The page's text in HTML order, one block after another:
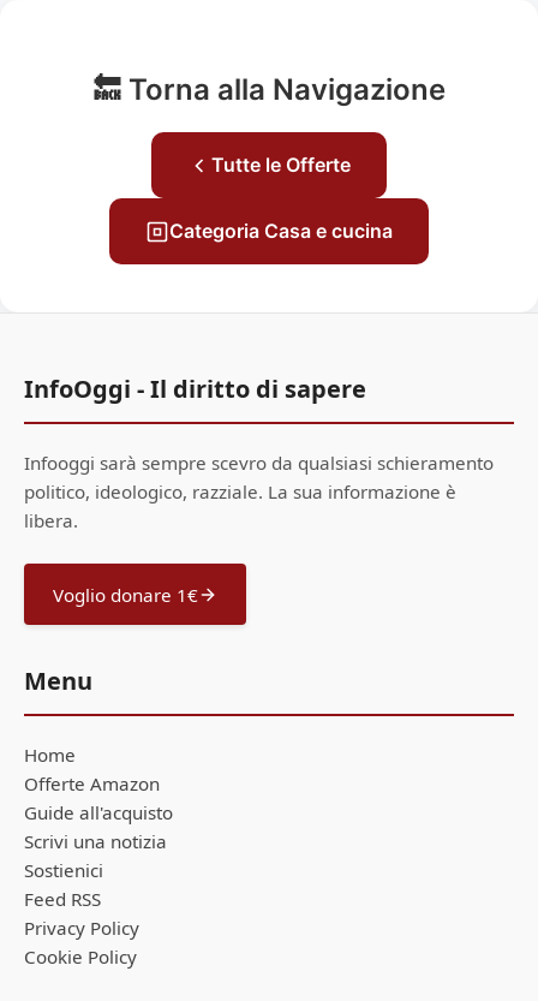
🔙 Torna alla Navigazione
Tutte le Offerte
Categoria Casa e cucina
InfoOggi - Il diritto di sapere
Infooggi sarà sempre scevro da qualsiasi schieramento
politico, ideologico, razziale. La sua informazione è
libera.
Voglio donare 1€
Menu
Home
Offerte Amazon
Guide all'acquisto
Scrivi una notizia
Sostienici
Feed RSS
Privacy Policy
Cookie Policy